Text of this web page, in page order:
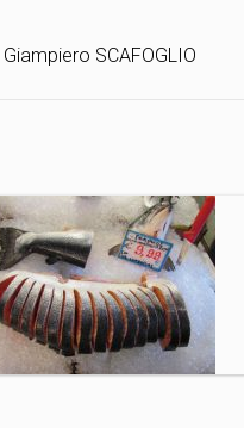
SCAFOGLIO